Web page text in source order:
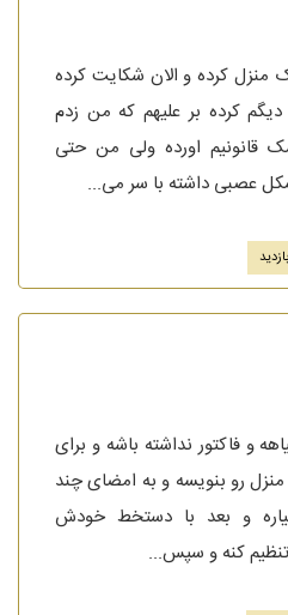
۵ ماه که ترک منزل کرده و الان شکایت کرده
کرده بر علیهم که من زدم
قانونیم اورده ولی من حتی
عصبی داشته با سر می...
و فاکتور نداشته باشه و برای
منزل رو بنویسه و به امضای چند
و بعد با دستخط خودش
کنه و سپس...